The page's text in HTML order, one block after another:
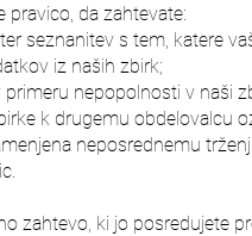
da zahtevate:
seznanitev s tem, katere
iz naših zbirk;
nepopolnosti v naši
k drugemu obdelovalcu
neposrednemu
zahtevo, ki jo posredujete